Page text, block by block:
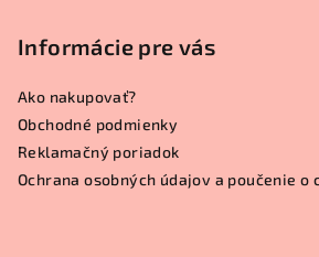
Informácie pre vás
Ako nakupovať?
Obchodné podmienky
Reklamačný poriadok
Ochrana osobných údajov a poučenie o